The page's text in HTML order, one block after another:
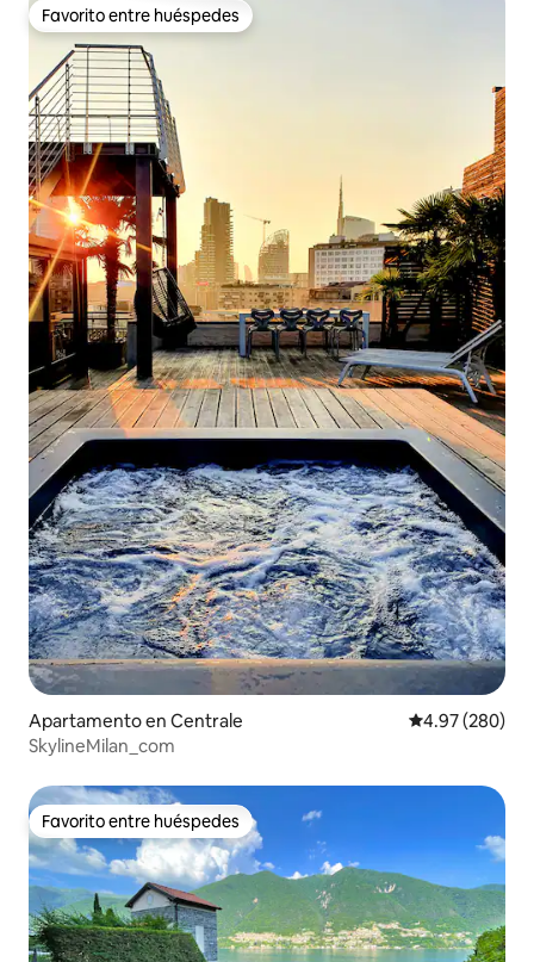
Favorito entre huéspedes
Favorito entre huéspedes
Apartamento en Centrale Calificación
4.97 (280)
SkylineMilan_com
Favorito entre huéspedes
Favorito entre huéspedes